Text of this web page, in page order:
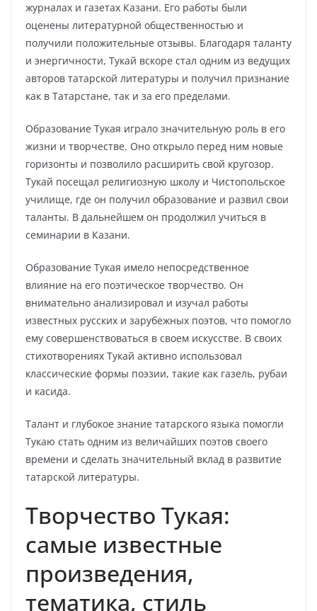
журналах и газетах Казани. Его работы были
оценены литературной общественностью и
получили положительные отзывы. Благодаря таланту
и энергичности, Тукай вскоре стал одним из ведущих
авторов татарской литературы и получил признание
как в Татарстане, так и за его пределами.
Образование Тукая играло значительную роль в его
жизни и творчестве. Оно открыло перед ним новые
горизонты и позволило расширить свой кругозор.
Тукай посещал религиозную школу и Чистопольское
училище, где он получил образование и развил свои
таланты. В дальнейшем он продолжил учиться в
семинарии в Казани.
Образование Тукая имело непосредственное
влияние на его поэтическое творчество. Он
внимательно анализировал и изучал работы
известных русских и зарубежных поэтов, что помогло
ему совершенствоваться в своем искусстве. В своих
стихотворениях Тукай активно использовал
классические формы поэзии, такие как газель, рубаи
и касида.
Талант и глубокое знание татарского языка помогли
Тукаю стать одним из величайших поэтов своего
времени и сделать значительный вклад в развитие
татарской литературы.
Творчество Тукая:
самые известные
произведения,
тематика, стиль